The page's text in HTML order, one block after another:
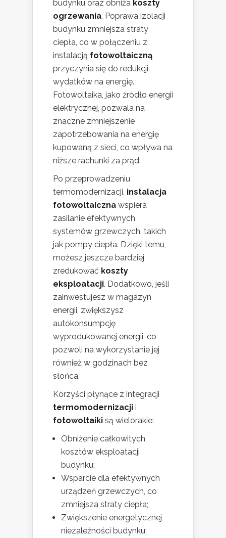
budynku oraz obniża koszty
ogrzewania. Poprawa izolacji
budynku zmniejsza straty
ciepła, co w połączeniu z
instalacją fotowoltaiczną
przyczynia się do redukcji
wydatków na energię.
Fotowoltaika, jako źródło energii
elektrycznej, pozwala na
znaczne zmniejszenie
zapotrzebowania na energię
kupowaną z sieci, co wpływa na
niższe rachunki za prąd.
Po przeprowadzeniu
termomodernizacji, instalacja
fotowoltaiczna wspiera
zasilanie efektywnych
systemów grzewczych, takich
jak pompy ciepła. Dzięki temu,
możesz jeszcze bardziej
zredukować koszty
eksploatacji. Dodatkowo, jeśli
zainwestujesz w magazyn
energii, zwiększysz
autokonsumpcję
wyprodukowanej energii, co
pozwoli na wykorzystanie jej
również w godzinach bez
słońca.
Korzyści płynące z integracji
termomodernizacji i
fotowoltaiki są wielorakie:
Obniżenie całkowitych
kosztów eksploatacji
budynku;
Wsparcie dla efektywnych
urządzeń grzewczych, co
zmniejsza straty ciepła;
Zwiększenie energetycznej
niezależności budynku;